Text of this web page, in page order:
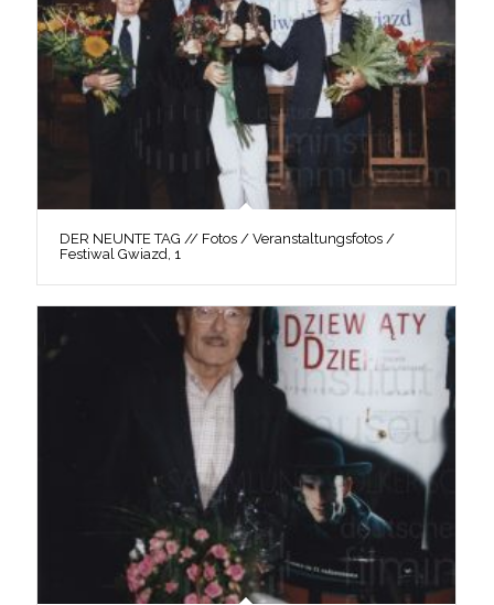
DER NEUNTE TAG // Fotos / Veranstaltungsfotos /
Festiwal Gwiazd, 1